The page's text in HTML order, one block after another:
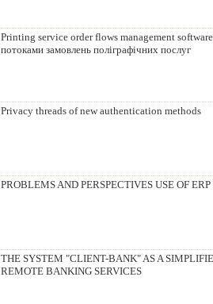
Printing service order flows management
потоками замовлень поліграфічних послуг
Privacy threads of new authentication methods
PROBLEMS AND PERSPECTIVES USE OF ERP
THE SYSTEM "CLIENT-BANK" AS A
REMOTE BANKING SERVICES